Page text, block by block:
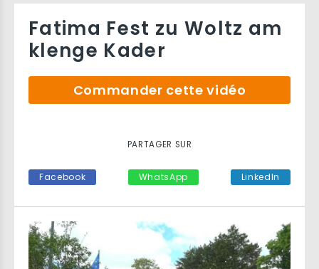
Fatima Fest zu Woltz am
klenge Kader
Commander cette vidéo
PARTAGER SUR
Facebook WhatsApp LinkedIn